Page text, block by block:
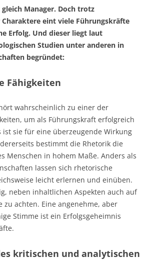
Manager. Doch trotz
eint viele Führungskräfte
Erfolg. Und dieser liegt laut
Studien unter anderen in
begründet:
Fähigkeiten
wahrscheinlich zu einer der
um als Führungskraft erfolgreich
ist sie für eine überzeugende Wirkung
bestimmt die Rhetorik die
Menschen in hohem Maße. Anders als
lassen sich rhetorische
leicht erlernen und einüben.
neben inhaltlichen Aspekten auch auf
zu achten. Eine angenehme, aber
Stimme ist ein Erfolgsgeheimnis
kritischen und analytischen